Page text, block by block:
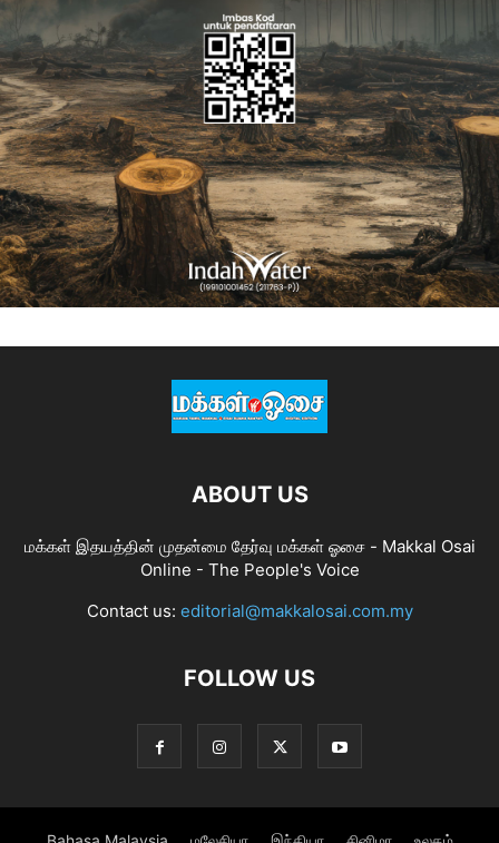
ABOUT US
மக்கள் இதயத்தின் முதன்மை தேர்வு மக்கள் ஓசை - Makkal Osai
Online - The People's Voice
Contact us: editorial@makkalosai.com.my
FOLLOW US